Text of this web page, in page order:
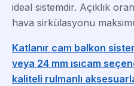
ideal sistemdir. Açıklık
hava sirkülasyonu
Katlanır cam balkon
veya 24 mm ısıcam
kaliteli rulmanlı